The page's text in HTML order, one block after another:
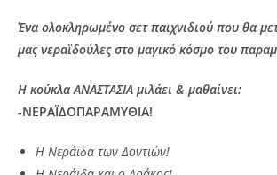
Ένα ολοκληρωμένο σετ παιχνιδιού που θα
μας νεραϊδούλες στο μαγικό κόσμο του
Η κούκλα ΑΝΑΣΤΑΣΙΑ μιλάει & μαθαίνει:
-ΝΕΡΑΪΔΟΠΑΡΑΜΥΘΙΑ!
H Νεράιδα των Δοντιών!